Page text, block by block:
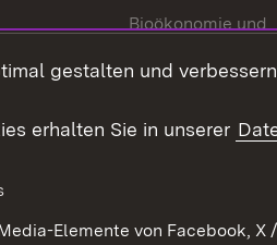
Bioökonomie und
gestalten und
erhalten Sie in unserer
Elemente von Facebook,